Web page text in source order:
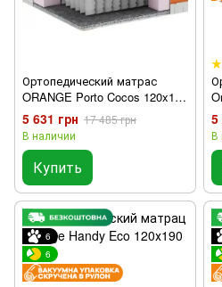
Ортопедический матрас
ORANGE Porto Cocos 120x190
см
5 631 грн 17 485 грн
В наличии
Купить
5
В
6
6